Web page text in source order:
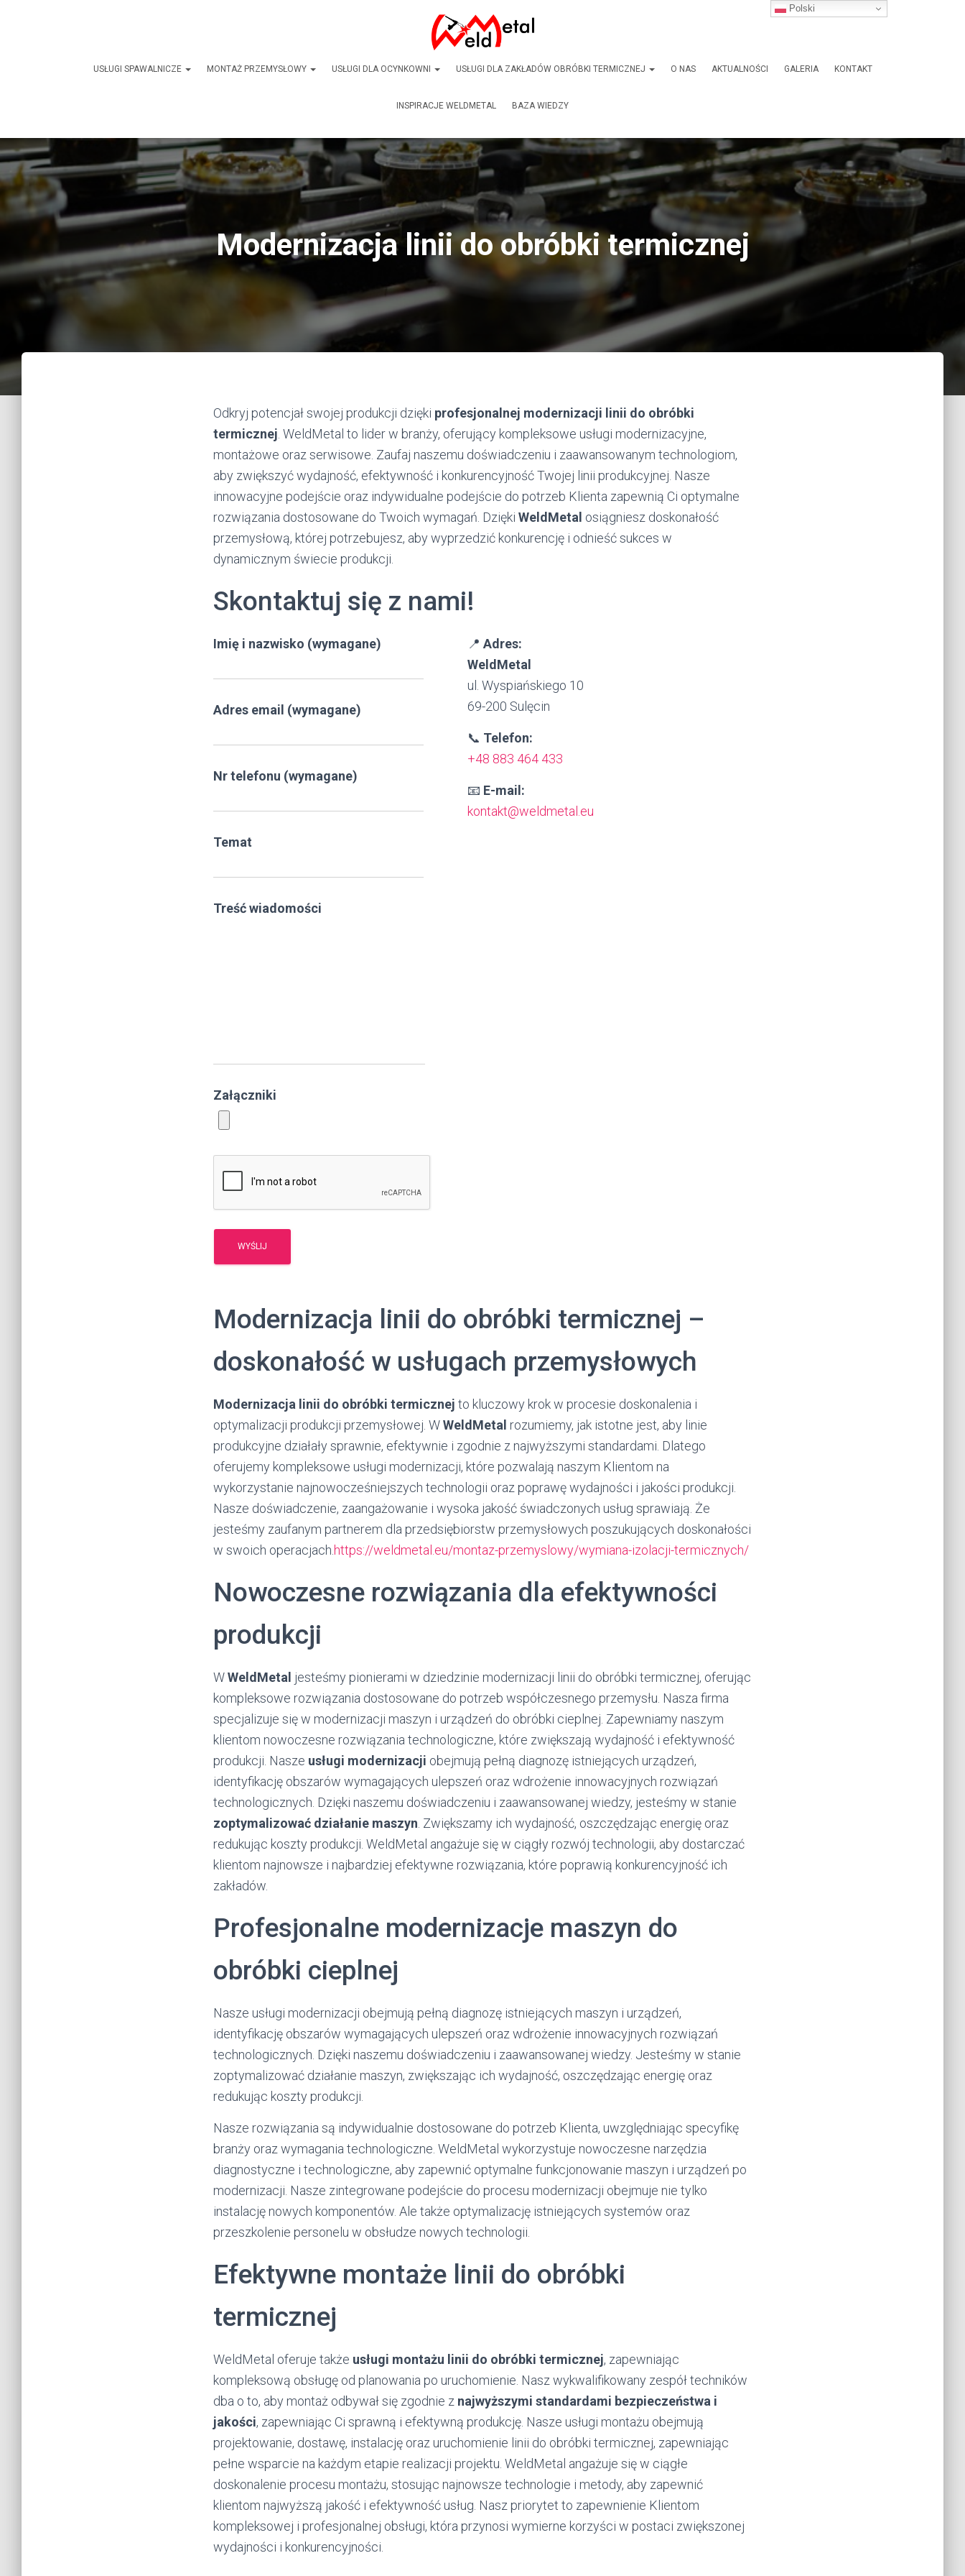
USŁUGI SPAWALNICZE MONTAŻ PRZEMYSŁOWY USŁUGI DLA OCYNKOWNI USŁUGI DLA ZAKŁADÓW OBRÓBKI TERMICZNEJ O NAS AKTUALNOŚCI GALERIA KONTAKT
INSPIRACJE WELDMETAL BAZA WIEDZY
Modernizacja linii do obróbki termicznej
Odkryj potencjał swojej produkcji dzięki profesjonalnej modernizacji linii do obróbki
termicznej . WeldMetal to lider w branży, oferujący kompleksowe usługi modernizacyjne,
montażowe oraz serwisowe. Zaufaj naszemu doświadczeniu i zaawansowanym technologiom,
aby zwiększyć wydajność, efektywność i konkurencyjność Twojej linii produkcyjnej. Nasze
innowacyjne podejście oraz indywidualne podejście do potrzeb Klienta zapewnią Ci optymalne
rozwiązania dostosowane do Twoich wymagań. Dzięki WeldMetal osiągniesz doskonałość
przemysłową, której potrzebujesz, aby wyprzedzić konkurencję i odnieść sukces w
dynamicznym świecie produkcji.
Skontaktuj się z nami!
Imię i nazwisko (wymagane)
Adres email (wymagane)
Nr telefonu (wymagane)
Temat
Treść wiadomości
Załączniki
📍 Adres:
WeldMetal
ul. Wyspiańskiego 10
69-200 Sulęcin
📞 Telefon:
+48 883 464 433
📧 E-mail:
kontakt@weldmetal.eu
Modernizacja linii do obróbki termicznej –
doskonałość w usługach przemysłowych
Modernizacja linii do obróbki termicznej to kluczowy krok w procesie doskonalenia i
optymalizacji produkcji przemysłowej. WWeldMetal rozumiemy, jak istotne jest, aby linie
produkcyjne działały sprawnie, efektywnie i zgodnie z najwyższymi standardami. Dlatego
oferujemy kompleksowe usługi modernizacji, które pozwalają naszym Klientom na
wykorzystanie najnowocześniejszych technologii oraz poprawę wydajności i jakości produkcji.
Nasze doświadczenie, zaangażowanie i wysoka jakość świadczonych usług sprawiają. Że
jesteśmy zaufanym partnerem dla przedsiębiorstw przemysłowych poszukujących doskonałości
w swoich operacjach. https://weldmetal.eu/montaz-przemyslowy/wymiana-izolacji-termicznych/
Nowoczesne rozwiązania dla efektywności
produkcji
WWeldMetal jesteśmy pionierami w dziedzinie modernizacji linii do obróbki termicznej, oferując
kompleksowe rozwiązania dostosowane do potrzeb współczesnego przemysłu. Nasza firma
specjalizuje się w modernizacji maszyn i urządzeń do obróbki cieplnej. Zapewniamy naszym
klientom nowoczesne rozwiązania technologiczne, które zwiększają wydajność i efektywność
produkcji. Nasze usługi modernizacji obejmują pełną diagnozę istniejących urządzeń,
identyfikację obszarów wymagających ulepszeń oraz wdrożenie innowacyjnych rozwiązań
technologicznych. Dzięki naszemu doświadczeniu i zaawansowanej wiedzy, jesteśmy w stanie
zoptymalizować działanie maszyn . Zwiększamy ich wydajność, oszczędzając energię oraz
redukując koszty produkcji. WeldMetal angażuje się w ciągły rozwój technologii, aby dostarczać
klientom najnowsze i najbardziej efektywne rozwiązania, które poprawią konkurencyjność ich
zakładów.
Profesjonalne modernizacje maszyn do
obróbki cieplnej
Nasze usługi modernizacji obejmują pełną diagnozę istniejących maszyn i urządzeń,
identyfikację obszarów wymagających ulepszeń oraz wdrożenie innowacyjnych rozwiązań
technologicznych. Dzięki naszemu doświadczeniu i zaawansowanej wiedzy. Jesteśmy w stanie
zoptymalizować działanie maszyn, zwiększając ich wydajność, oszczędzając energię oraz
redukując koszty produkcji.
Nasze rozwiązania są indywidualnie dostosowane do potrzeb Klienta, uwzględniając specyfikę
branży oraz wymagania technologiczne. WeldMetal wykorzystuje nowoczesne narzędzia
diagnostyczne i technologiczne, aby zapewnić optymalne funkcjonowanie maszyn i urządzeń po
modernizacji. Nasze zintegrowane podejście do procesu modernizacji obejmuje nie tylko
instalację nowych komponentów. Ale także optymalizację istniejących systemów oraz
przeszkolenie personelu w obsłudze nowych technologii.
Efektywne montaże linii do obróbki
termicznej
WeldMetal oferuje także usługi montażu linii do obróbki termicznej, zapewniając
kompleksową obsługę od planowania po uruchomienie. Nasz wykwalifikowany zespół techników
dba o to, aby montaż odbywał się zgodnie z najwyższymi standardami bezpieczeństwa i
jakości, zapewniając Ci sprawną i efektywną produkcję. Nasze usługi montażu obejmują
projektowanie, dostawę, instalację oraz uruchomienie linii do obróbki termicznej, zapewniając
pełne wsparcie na każdym etapie realizacji projektu. WeldMetal angażuje się w ciągłe
doskonalenie procesu montażu, stosując najnowsze technologie i metody, aby zapewnić
klientom najwyższą jakość i efektywność usług. Nasz priorytet to zapewnienie Klientom
kompleksowej i profesjonalnej obsługi, która przynosi wymierne korzyści w postaci zwiększonej
wydajności i konkurencyjności.
Polski